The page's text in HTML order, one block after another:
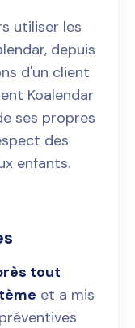
utiliser les
depuis
d'un client
Koalendar
ses propres
des
enfants.
tout
et a mis